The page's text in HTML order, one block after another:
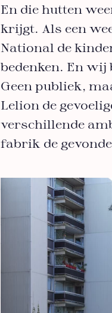
En die hutten
krijgt. Als een
National de
bedenken. En wij
Geen publiek,
Lelion de
verschillende
fabrik de